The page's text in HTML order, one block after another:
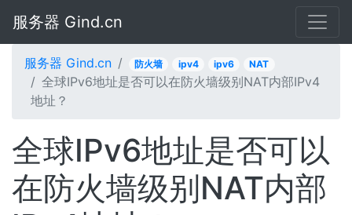
服务器 Gind.cn
服务器 Gind.cn 防火墙 ipv4 ipv6 NAT
全球IPv6地址是否可以在防火墙级别NAT内部IPv4
地址？
全球IPv6地址是否可以
在防火墙级别NAT内部